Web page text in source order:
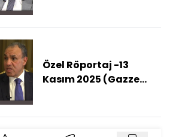
Özel Röportaj -13
Kasım 2025 (Gazze